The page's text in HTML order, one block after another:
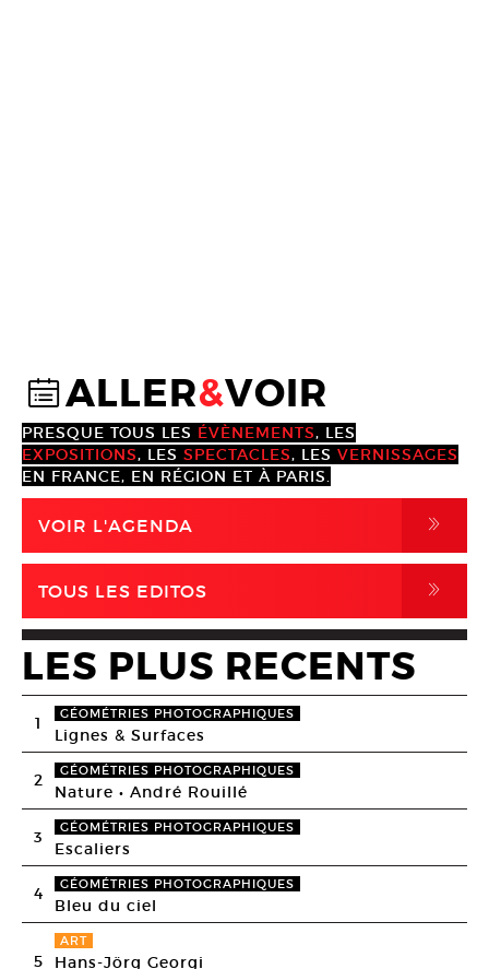
@ALLER&VOIR
PRESQUE TOUS LES ÉVÈNEMENTS, LES
EXPOSITIONS, LES SPECTACLES, LES VERNISSAGES
EN FRANCE, EN RÉGION ET À PARIS.
VOIR L'AGENDA ,
TOUS LES EDITOS ,
LES PLUS RECENTS
1 GÉOMÉTRIES PHOTOGRAPHIQUES
Lignes & Surfaces
2 GÉOMÉTRIES PHOTOGRAPHIQUES
Nature • André Rouillé
3 GÉOMÉTRIES PHOTOGRAPHIQUES
Escaliers
4 GÉOMÉTRIES PHOTOGRAPHIQUES
Bleu du ciel
5
ART
Hans-Jörg Georgi